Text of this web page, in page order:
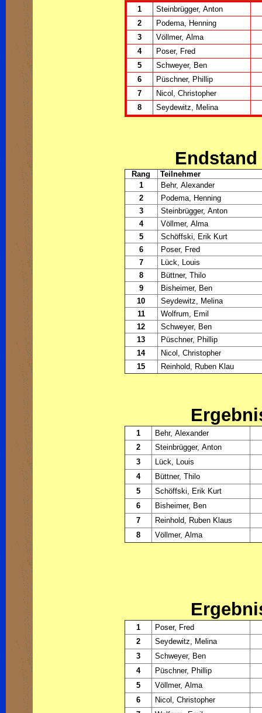
1
Steinbrügger, Anton
2
Podema, Henning
3
Völlmer, Alma
4
Poser, Fred
5
Schweyer, Ben
6
Püschner, Phillip
7
Nicol, Christopher
8
Seydewitz, Melina
Rang
Teilnehmer
1
Behr, Alexander
2
Podema, Henning
3
Steinbrügger, Anton
4
Völlmer, Alma
5
Schöffski, Erik Kurt
6
Poser, Fred
7
Lück, Louis
8
Büttner, Thilo
9
Bisheimer, Ben
10
Seydewitz, Melina
11
Wolfrum, Emil
12
Schweyer, Ben
13
Püschner, Phillip
14
Nicol, Christopher
15
Reinhold, Ruben Klau
1
Behr, Alexander
2
Steinbrügger, Anton
3
Lück, Louis
4
Büttner, Thilo
5
Schöffski, Erik Kurt
6
Bisheimer, Ben
7
Reinhold, Ruben Klaus
8
Völlmer, Alma
1
Poser, Fred
2
Seydewitz, Melina
3
Schweyer, Ben
4
Püschner, Phillip
5
Völlmer, Alma
6
Nicol, Christopher